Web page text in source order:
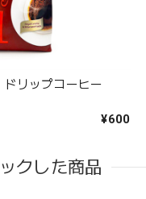
リップコーヒー
¥600
クした商品